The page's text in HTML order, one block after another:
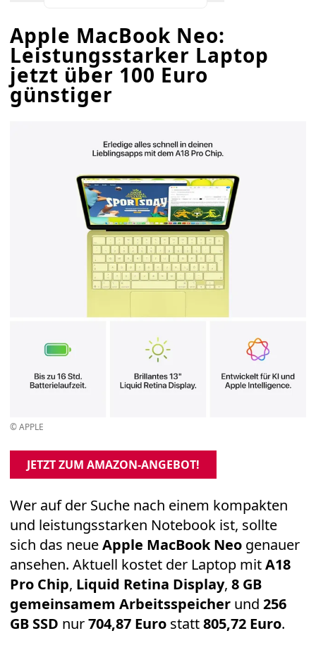
Apple MacBook Neo:
Leistungsstarker Laptop
jetzt über 100 Euro
günstiger
© APPLE
JETZT ZUM AMAZON-ANGEBOT!
Wer auf der Suche nach einem kompakten
und leistungsstarken Notebook ist, sollte
sich das neueApple MacBook Neo genauer
ansehen. Aktuell kostet der Laptop mitA18
Pro Chip, Liquid Retina Display, 8 GB
gemeinsamem Arbeitsspeicher und 256
GB SSD nur704,87 Euro statt805,72 Euro.